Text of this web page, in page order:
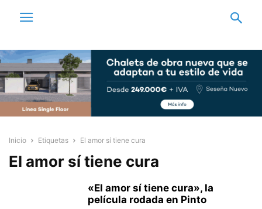
Inicio Etiquetas El amor sí tiene cura
El amor sí tiene cura
«El amor sí tiene cura», la
película rodada en Pinto